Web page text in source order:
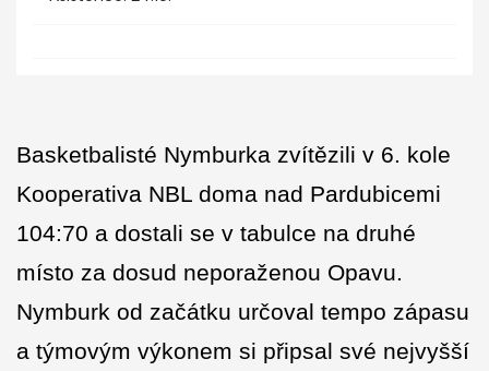
Basketbalisté Nymburka zvítězili v 6. kole
Kooperativa NBL doma nad Pardubicemi
104:70 a dostali se v tabulce na druhé
místo za dosud neporaženou Opavu.
Nymburk od začátku určoval tempo zápasu
a týmovým výkonem si připsal své nejvyšší